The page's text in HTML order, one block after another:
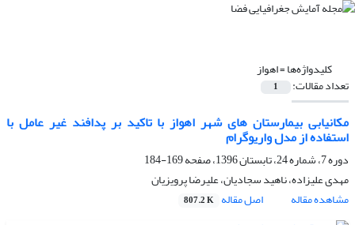
کلیدواژه‌ها =اهواز
تعداد مقالات: 1
مکانیابی بیمارستان های شهر اهواز با تاکید بر پدافند غیر عامل با
استفاده از مدل واریوگرام
دوره 7، شماره 24، تابستان 1396، صفحه
169-184
مهدی علیزاده، ناهید سجادیان، علیرضا پرویزیان
مشاهده مقاله
اصل مقاله 807.2 K